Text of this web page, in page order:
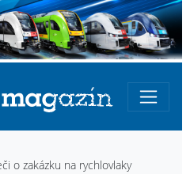
o zakázku na rychlovlaky